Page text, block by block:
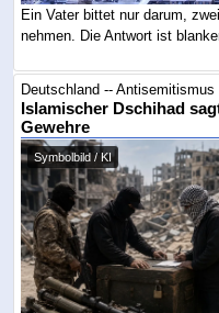
Ein Vater bittet nur darum,
nehmen. Die Antwort ist
Deutschland -- Antisemitismus
Islamischer Dschihad
Gewehre
Symbolbild / KI